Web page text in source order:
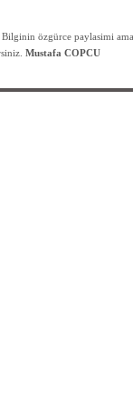
özgürce paylasimi
Mustafa COPCU